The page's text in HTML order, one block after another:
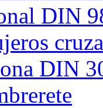
DIN
DIN